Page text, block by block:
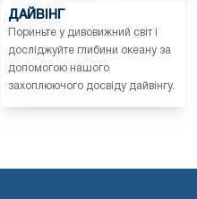
ДАЙВІНГ
Пориньте у дивовижний світ і
досліджуйте глибини океану за
допомогою нашого
захоплюючого досвіду дайвінгу.